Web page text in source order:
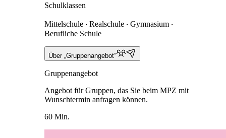
Schulklassen
Mittelschule ‧ Realschule ‧ Gymnasium ‧
Berufliche Schule
Über „Gruppenangebot“
Gruppenangebot
Angebot für Gruppen, das Sie beim MPZ mit
Wunschtermin anfragen können.
60 Min.